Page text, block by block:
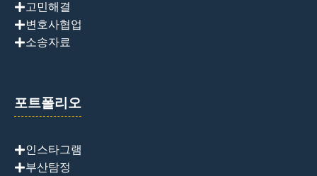
고민해결
변호사협업
소송자료
포트폴리오
인스타그램
부산탐정